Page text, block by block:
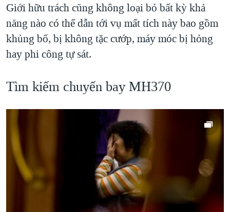
Giới hữu trách cũng không loại bỏ bất kỳ khả
năng nào có thể dẫn tới vụ mất tích này bao gồm
khủng bố, bị không tặc cướp, máy móc bị hỏng
hay phi công tự sát.
Tìm kiếm chuyến bay MH370